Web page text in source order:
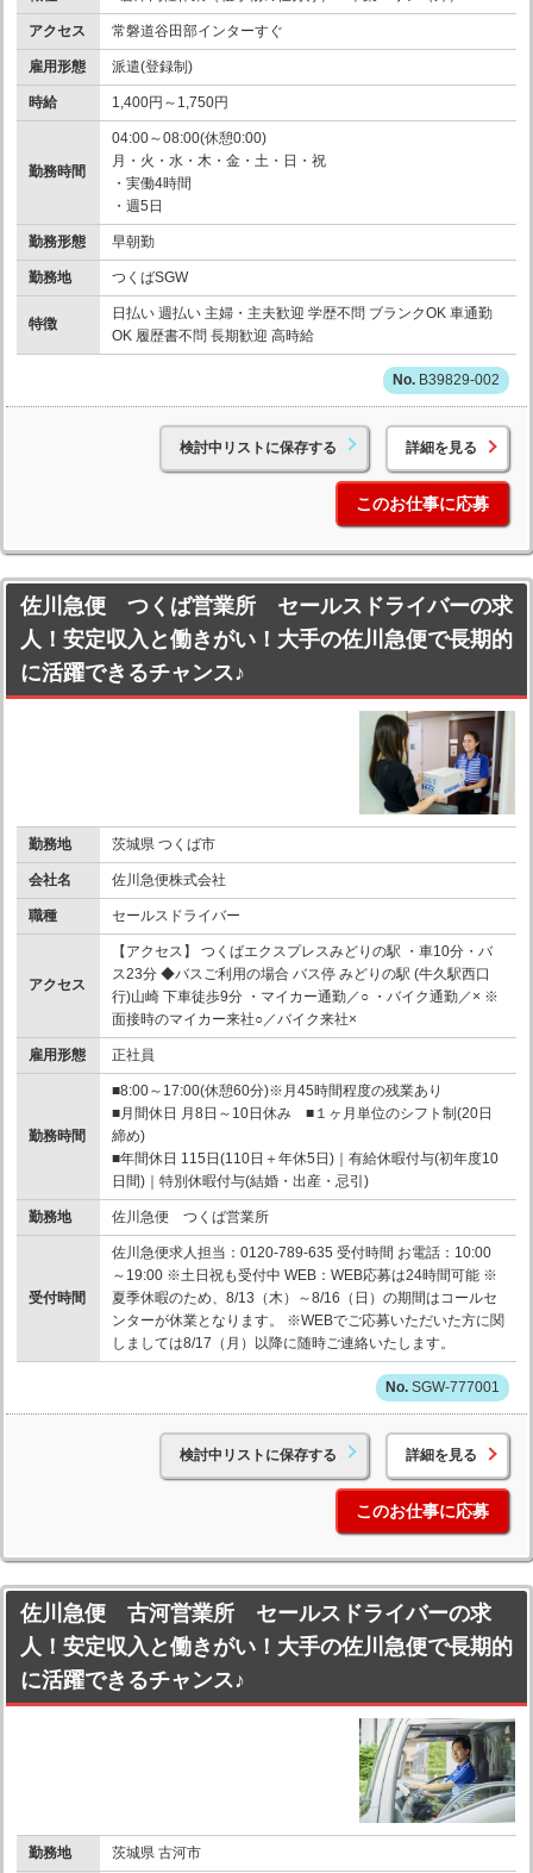
アクセス 常磐道谷田部インターすぐ
雇用形態 派遣(登録制)
時給 1,400円～1,750円
勤務時間
04:00～08:00(休憩0:00)
月・火・水・木・金・土・日・祝
・実働4時間
・週5日
勤務形態 早朝勤
勤務地 つくばSGW
特徴
日払い 週払い 主婦・主夫歓迎 学歴不問 ブランクOK 車通勤
OK 履歴書不問 長期歓迎 高時給
B39829-002
検討中リストに保存する 詳細を見る
このお仕事に応募
佐川急便 つくば営業所 セールスドライバーの求
人！安定収入と働きがい！大手の佐川急便で長期的
に活躍できるチャンス♪
勤務地 茨城県 つくば市
会社名 佐川急便株式会社
職種 セールスドライバー
アクセス
【アクセス】 つくばエクスプレスみどりの駅 ・車10分・バ
ス23分 ◆バスご利用の場合 バス停 みどりの駅 (牛久駅西口
行)山崎 下車徒歩9分 ・マイカー通勤／○ ・バイク通勤／× ※
面接時のマイカー来社○／バイク来社×
雇用形態 正社員
勤務時間
■8:00～17:00(休憩60分)※月45時間程度の残業あり
■月間休日 月8日～10日休み ■１ヶ月単位のシフト制(20日
締め)
■年間休日 115日(110日＋年休5日)｜有給休暇付与(初年度10
日間)｜特別休暇付与(結婚・出産・忌引)
勤務地 佐川急便 つくば営業所
受付時間
佐川急便求人担当：0120-789-635 受付時間 お電話：10:00
～19:00 ※土日祝も受付中 WEB：WEB応募は24時間可能 ※
夏季休暇のため、8/13（木）～8/16（日）の期間はコールセ
ンターが休業となります。 ※WEBでご応募いただいた方に関
しましては8/17（月）以降に随時ご連絡いたします。
SGW-777001
検討中リストに保存する 詳細を見る
このお仕事に応募
佐川急便 古河営業所 セールスドライバーの求
人！安定収入と働きがい！大手の佐川急便で長期的
に活躍できるチャンス♪
勤務地 茨城県 古河市